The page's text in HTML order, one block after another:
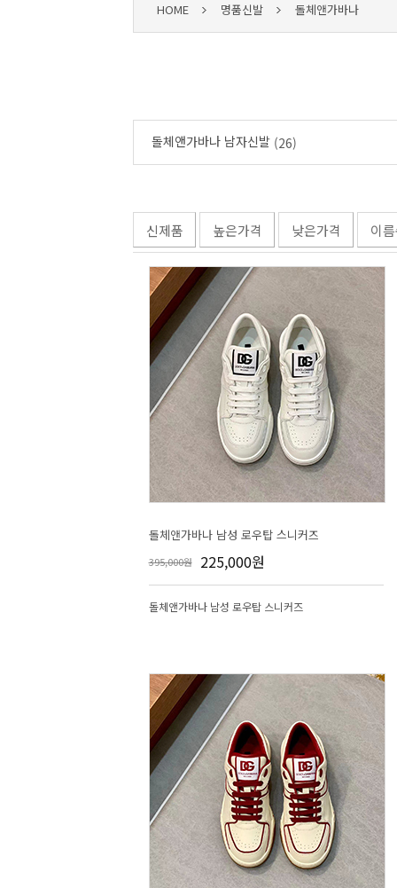
HOME 명품신발 돌체앤가바나
돌체앤가바나 남자신발 (26)
신제품 높은가격 낮은가격 이
돌체앤가바나 남성 로우탑 스니커즈
395,000원 225,000원
돌체앤가바나 남성 로우탑 스니커즈